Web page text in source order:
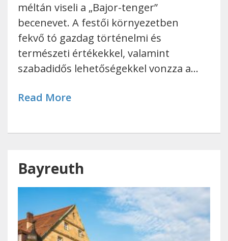
méltán viseli a „Bajor-tenger”
becenevet. A festői környezetben
fekvő tó gazdag történelmi és
természeti értékekkel, valamint
szabadidős lehetőségekkel vonzza a…
Read More
Bayreuth